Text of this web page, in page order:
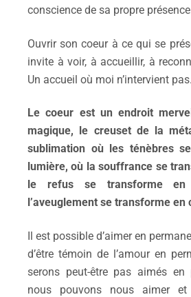
conscience de sa propre
Ouvrir son coeur à ce qui se
invite à voir, à accueillir, à
Un accueil où moi n’intervient pas.
Le coeur est un endroit
magique, le creuset de la
sublimation où les ténèbres
lumière, où la souffrance se
le refus se transforme en
l’aveuglement se transforme en
Il est possible d’aimer en
d’être témoin de l’amour en
serons peut-être pas aimés en
nous pouvons nous aimer et